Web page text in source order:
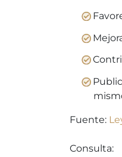
Fuente:
Consulta: